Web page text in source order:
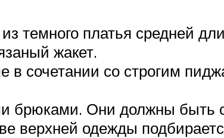
темного платья средней
жакет.
сочетании со строгим
брюками. Они должны быть
верхней одежды